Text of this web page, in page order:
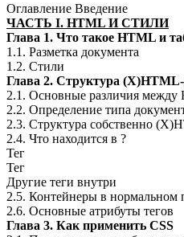
Оглавление Введение
ЧАСТЬ I. HTML И СТИЛИ
Глава 1. Что такое HTML и
1.1. Разметка документа
1.2. Стили
Глава 2. Структура
2.1. Основные различия
2.2. Определение типа
2.3. Структура собственно
2.4. Что находится в ?
Тег
Тег
Другие теги внутри
2.5. Контейнеры в нормальном
2.6. Основные атрибуты тегов
Глава 3. Как применить CSS